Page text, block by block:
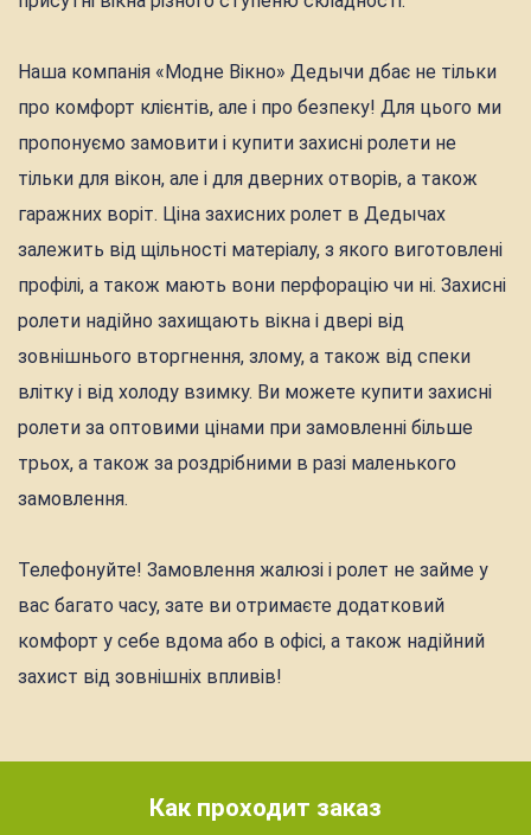
Наша компанія «Модне Вікно» Дедычи дбає не тільки
про комфорт клієнтів, але і про безпеку! Для цього ми
пропонуємо замовити і купити захисні ролети не
тільки для вікон, але і для дверних отворів, а також
гаражних воріт. Ціна захисних ролет в Дедычах
залежить від щільності матеріалу, з якого виготовлені
профілі, а також мають вони перфорацію чи ні. Захисні
ролети надійно захищають вікна і двері від
зовнішнього вторгнення, злому, а також від спеки
влітку і від холоду взимку. Ви можете купити захисні
ролети за оптовими цінами при замовленні більше
трьох, а також за роздрібними в разі маленького
замовлення.
Телефонуйте! Замовлення жалюзі і ролет не займе у
вас багато часу, зате ви отримаєте додатковий
комфорт у себе вдома або в офісі, а також надійний
захист від зовнішніх впливів!
Как проходит заказ